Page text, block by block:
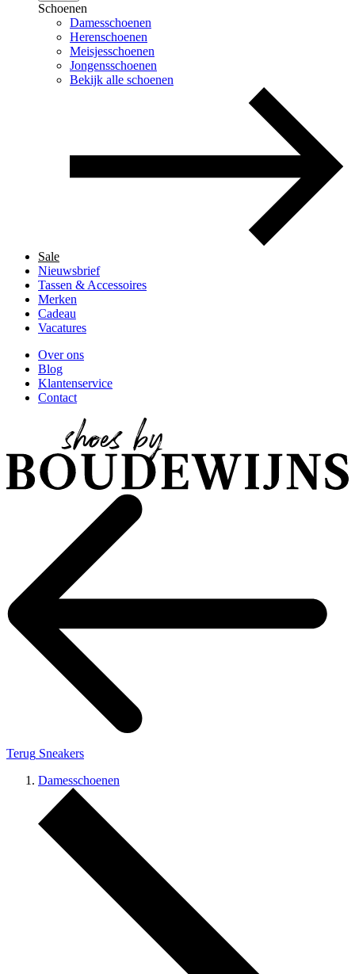
Schoenen
Damesschoenen
Herenschoenen
Meisjesschoenen
Jongensschoenen
Bekijk alle schoenen
Sale
Nieuwsbrief
Tassen & Accessoires
Merken
Cadeau
Vacatures
Over ons
Blog
Klantenservice
Contact
Terug Sneakers
Damesschoenen